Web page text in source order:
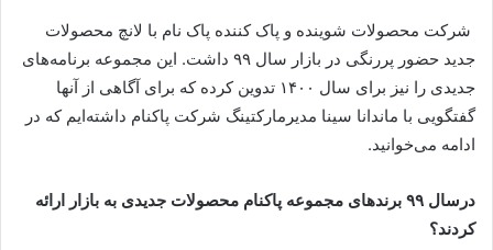
شرکت محصولات شوینده و پاک کننده پاک نام با لانچ محصولات
جدید حضور پررنگی در بازار سال ۹۹ داشت. این مجموعه برنامه‌های
جدیدی را نیز برای سال ۱۴۰۰ تدوین کرده که برای آگاهی از آنها
گفتگویی با ماندانا سینا مدیرمارکتینگ شرکت پاکنام داشته‌ایم که در
ادامه می‌خوانید.
درسال ۹۹ برندهای مجموعه پاکنام محصولات جدیدی به بازار ارائه
کردند؟